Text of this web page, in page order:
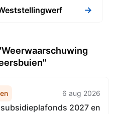
→
6 aug 2026
2027 en